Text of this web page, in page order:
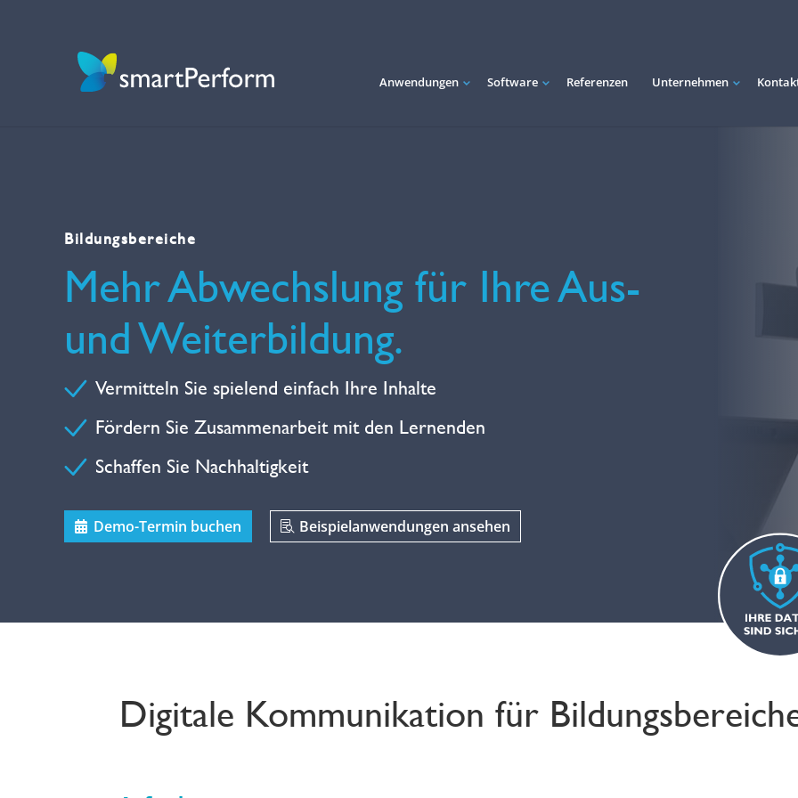
Anwendungen Software Referenzen Unternehmen
Bildungsbereiche
Mehr Abwechslung für Ihre Aus-
und Weiterbildung.
Vermitteln Sie spielend einfach Ihre Inhalte
Fördern Sie Zusammenarbeit mit den Lernenden
Schaffen Sie Nachhaltigkeit
Demo-Termin buchen Beispielanwendungen ansehen
Digitale Kommunikation für